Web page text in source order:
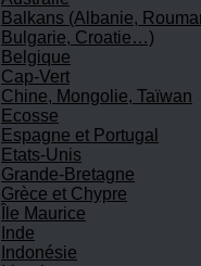
Balkans (Albanie,
Bulgarie, Croatie…)
Belgique
Cap-Vert
Chine, Mongolie, Taïwan
Ecosse
Espagne et Portugal
Etats-Unis
Grande-Bretagne
Grèce et Chypre
Île Maurice
Inde
Indonésie